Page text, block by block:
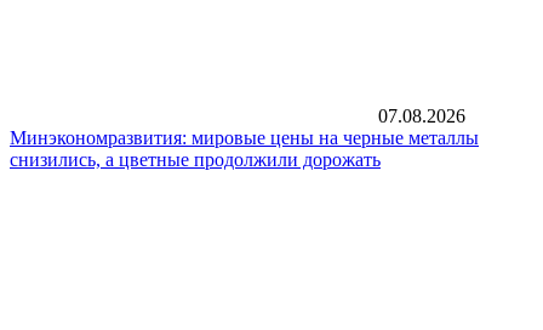
07.08.2026
Минэкономразвития: мировые цены на черные металлы
снизились, а цветные продолжили дорожать